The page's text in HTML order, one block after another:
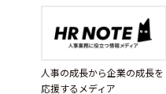
人事の成長から企業の成長を
応援するメディア